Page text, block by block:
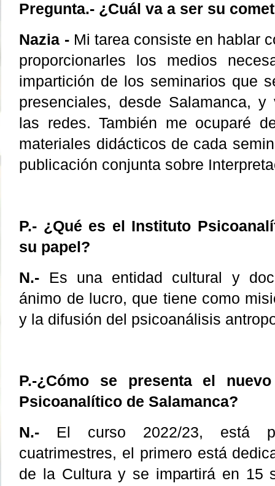
Pregunta.- ¿Cuál va a ser su
Nazia -Mi tarea consiste en hablar
proporcionarles los medios
impartición de los seminarios que
presenciales, desde Salamanca,
las redes. También me ocuparé
materiales didácticos de cada
publicación conjunta sobre
P.- ¿Qué es el Instituto
su papel?
N.- Es una entidad cultural y
ánimo de lucro, que tiene como
y la difusión del psicoanálisis
P.-¿Cómo se presenta el
Psicoanalítico de Salamanca?
N.- El curso 2022/23, está
cuatrimestres, el primero está
de la Cultura y se impartirá en 15